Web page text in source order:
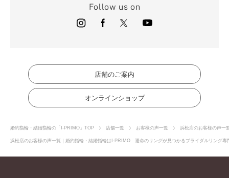
Follow us on
店舗のご案内
オンラインショップ
婚約指輪・結婚指輪の「I-PRIMO」TOP 店舗一覧 お客様の声一覧 浜松店のお客様の声一
浜松店のお客様の声一覧｜婚約指輪・結婚指輪はI-PRIMO 運命のリングが見つかるブライダルリング専